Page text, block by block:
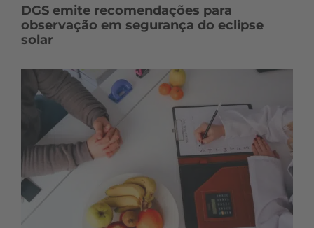
DGS emite recomendações para
observação em segurança do eclipse
solar